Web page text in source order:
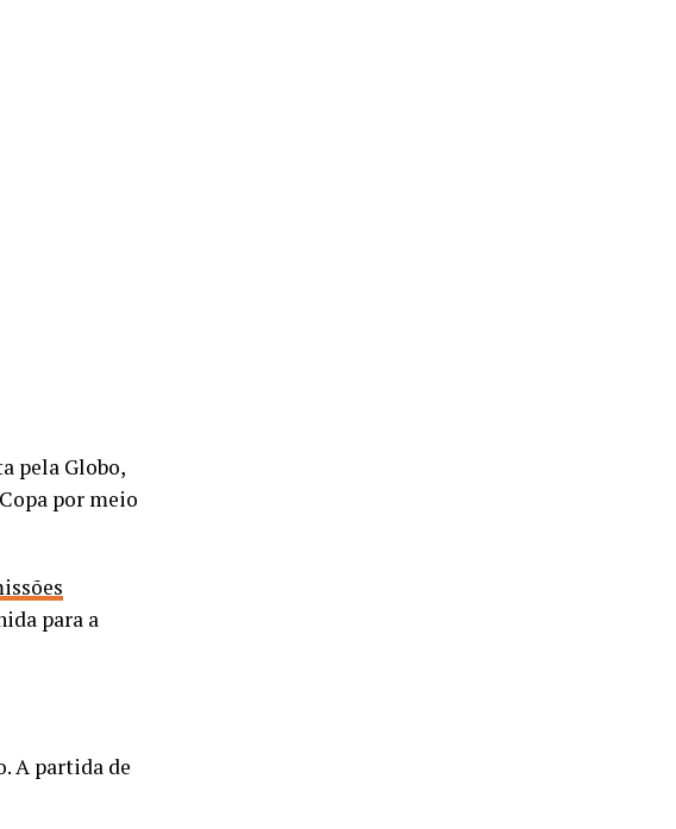
pela Globo,
por meio
para a
A partida de